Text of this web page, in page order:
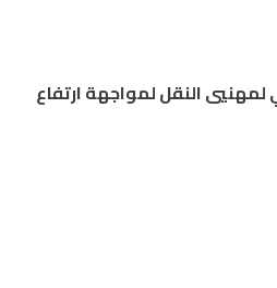
لمهنيي النقل لمواجهة ارتفاع